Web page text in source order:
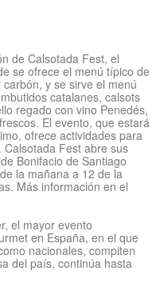
de Calsotada Fest, el
se ofrece el menú típico de
y se sirve el menú
catalanes, calsots
regado con vino Penedés,
El evento, que estará
ofrece actividades para
Fest abre sus
Bonifacio de Santiago
la mañana a 12 de la
Más información en el
el mayor evento
en España, en el que
nacionales, compiten
del país, continúa hasta